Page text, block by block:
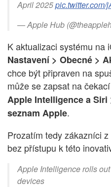
April 2025pic.twitter.com/
— Apple Hub
K aktualizaci systému na
Nastavení > Obecné >
chce být připraven na
může se zapsat na
Apple Intelligence a
seznam Apple.
Prozatím tedy zákazníci
bez přístupu k této
Apple Intelligence rolls
devices